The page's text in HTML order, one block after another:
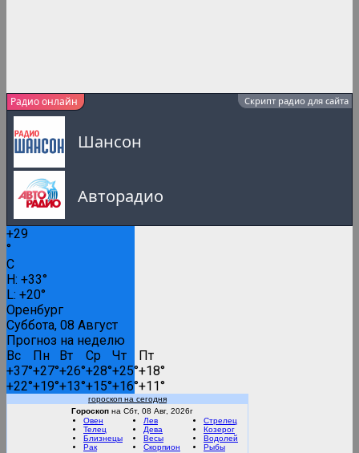
Радио онлайн Скрипт радио для сайта
Шансон
Авторадио
Вести FM
RMC Lounge
+29
°
C
H: +33°
L: +20°
Оренбург
Суббота, 08 Август
Прогноз на неделю
Вс
Пн Вт Ср Чт
Пт
+37°+27°+26°+28°+25°+18°
+22°+19°+13°+15°+16°+11°
Гороскоп на Сбт, 08 Авг, 2026г
гороскоп на сегодня
Овен
Телец
Близнецы
Рак
Лев
Дева
Весы
Скорпион
Стрелец
Козерог
Водолей
Рыбы